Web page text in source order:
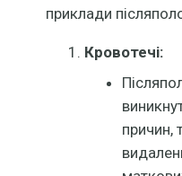
приклади
Кровотечі:
причин,